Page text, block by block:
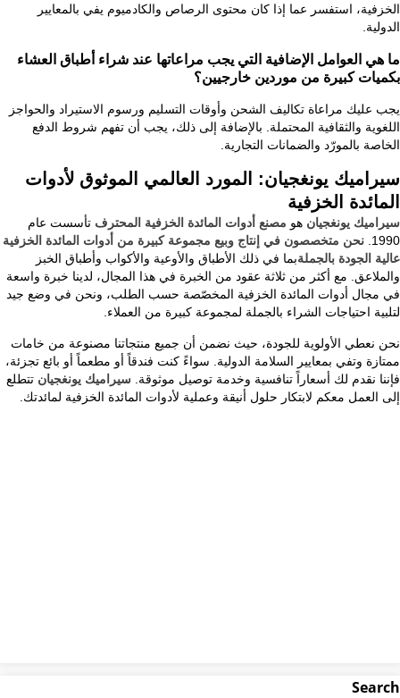
الخزفية، استفسر عما إذا كان محتوى الرصاص والكادميوم يفي بالمعايير
الدولية.
ما هي العوامل الإضافية التي يجب مراعاتها عند شراء أطباق العشاء
بكميات كبيرة من موردين خارجيين؟
يجب عليك مراعاة تكاليف الشحن وأوقات التسليم ورسوم الاستيراد والحواجز
اللغوية والثقافية المحتملة. بالإضافة إلى ذلك، يجب أن تفهم شروط الدفع
الخاصة بالمورّد والضمانات التجارية.
سيراميك يونغجيان: المورد العالمي الموثوق لأدوات
المائدة الخزفية
سيراميك يونغجيان هو مصنع أدوات المائدة الخزفية المحترف تأسست عام
1990. نحن متخصصون في إنتاج وبيع مجموعة كبيرة من أدوات المائدة الخزفية
عالية الجودة بالجملةبما في ذلك الأطباق والأوعية والأكواب وأطباق الخبز
والملاعق. مع أكثر من ثلاثة عقود من الخبرة في هذا المجال، لدينا خبرة واسعة
في مجال أدوات المائدة الخزفية المخصّصة حسب الطلب، ونحن في وضع جيد
لتلبية احتياجات الشراء بالجملة لمجموعة كبيرة من العملاء.
نحن نعطي الأولوية للجودة، حيث نضمن أن جميع منتجاتنا مصنوعة من خامات
ممتازة وتفي بمعايير السلامة الدولية. سواءً كنت فندقاً أو مطعماً أو بائع تجزئة،
فإننا نقدم لك أسعاراً تنافسية وخدمة توصيل موثوقة. سيراميك يونغجيان تتطلع
إلى العمل معكم لابتكار حلول أنيقة وعملية لأدوات المائدة الخزفية لمائدتك.
Search